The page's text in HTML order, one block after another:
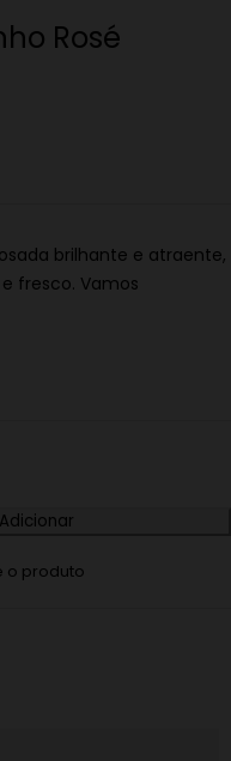
Rosé
brilhante e atraente,
fresco. Vamos
Adicionar
o produto